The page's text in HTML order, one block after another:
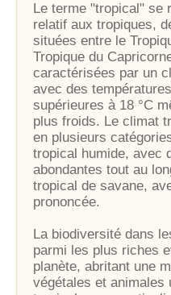
Le terme "tropical" se
relatif aux tropiques,
situées entre le
Tropique du
caractérisées par un
avec des
supérieures à 18 °C
plus froids. Le climat
en plusieurs
tropical humide, avec
abondantes tout au
tropical de savane,
prononcée.
La biodiversité dans
parmi les plus riches
planète, abritant une
végétales et animales